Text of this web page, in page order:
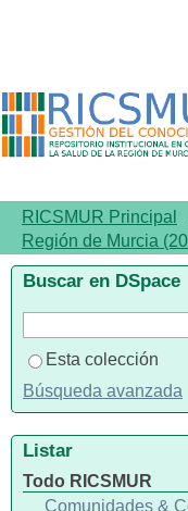
Listar
de Murcia
RICSMUR Principal
Región de Murcia
Buscar en DSpace
Esta colección
Búsqueda avanzada
Listar
Todo RICSMUR
Comunidades &